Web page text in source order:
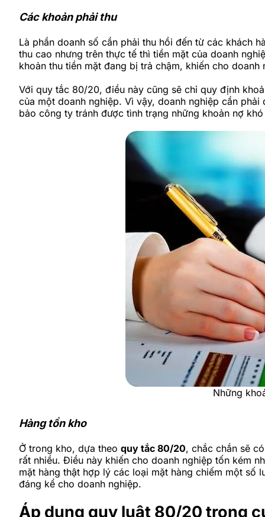
Các khoản phải thu
Là phần doanh số cần phải thu hồi đến từ các khách
thu cao nhưng trên thực tế thì tiền mặt của doanh
khoản thu tiền mặt đang bị trả chậm, khiến cho
Với quy tắc 80/20, điều này cũng sẽ chỉ quy định
của một doanh nghiệp. Vì vậy, doanh nghiệp cần
bảo công ty tránh được tình trạng những khoản nợ
Những
Hàng tồn kho
Ở trong kho, dựa theo quy tắc 80/20, chắc chắn sẽ
rất nhiều. Điều này khiến cho doanh nghiệp tốn kém
mặt hàng thật hợp lý các loại mặt hàng chiếm một số
đáng kể cho doanh nghiệp.
Áp dụng quy luật 80/20 trong